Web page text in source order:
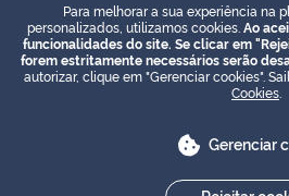
Para melhorar a sua experiência na
personalizados, utilizamos cookies. Ao
funcionalidades do site. Se clicar em
forem estritamente necessários serão
autorizar, clique em "Gerenciar cookies".
Cookies
Gerenciar